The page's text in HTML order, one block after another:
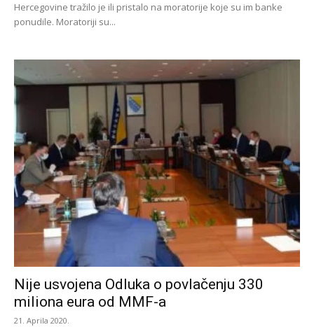
Hercegovine tražilo je ili pristalo na moratorije koje su im banke
ponudile. Moratoriji su...
Nije usvojena Odluka o povlačenju 330
miliona eura od MMF-a
21. Aprila 2020.